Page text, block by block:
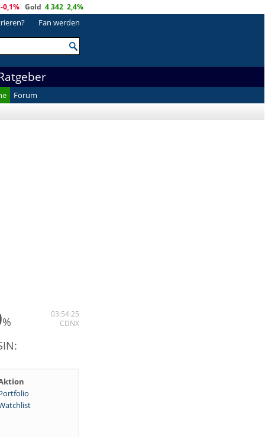
-0,1% Gold 4 342 2,4%
Fan werden
Forum
%
03:54:25
CDNX